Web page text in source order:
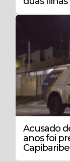
Acusado
anos foi
Capibaribe